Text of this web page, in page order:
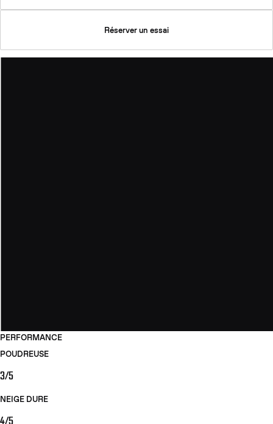
Réserver un essai
PERFORMANCE
POUDREUSE
3/5
NEIGE DURE
4/5